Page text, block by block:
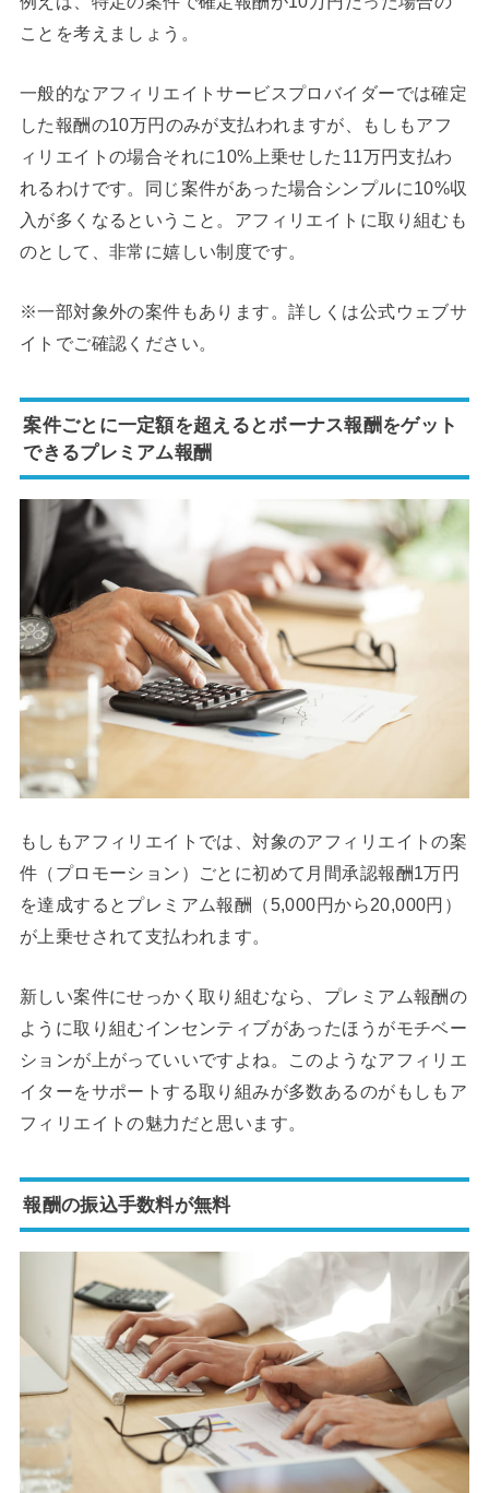
ことを考えましょう。
一般的なアフィリエイトサービスプロバイダーでは確定
した報酬の10万円のみが支払われますが、もしもアフ
ィリエイトの場合それに10%上乗せした11万円支払わ
れるわけです。同じ案件があった場合シンプルに10%収
入が多くなるということ。アフィリエイトに取り組むも
のとして、非常に嬉しい制度です。
※一部対象外の案件もあります。詳しくは公式ウェブサ
イトでご確認ください。
案件ごとに一定額を超えるとボーナス報酬をゲット
できるプレミアム報酬
もしもアフィリエイトでは、対象のアフィリエイトの案
件（プロモーション）ごとに初めて月間承認報酬1万円
を達成するとプレミアム報酬（5,000円から20,000円）
が上乗せされて支払われます。
新しい案件にせっかく取り組むなら、プレミアム報酬の
ように取り組むインセンティブがあったほうがモチベー
ションが上がっていいですよね。このようなアフィリエ
イターをサポートする取り組みが多数あるのがもしもア
フィリエイトの魅力だと思います。
報酬の振込手数料が無料